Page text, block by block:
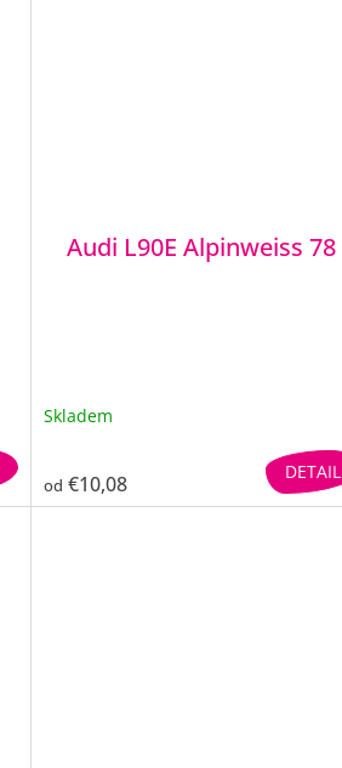
Audi L90E Alpinweiss 78
Skladem
od €10,08 DETAIL